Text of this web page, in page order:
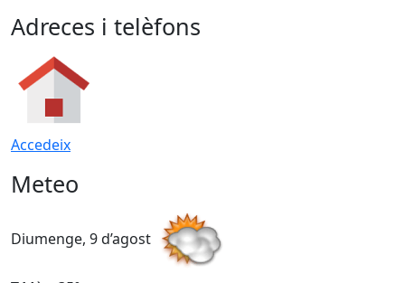
Adreces i telèfons
Accedeix
Meteo
Diumenge, 9 d’agost